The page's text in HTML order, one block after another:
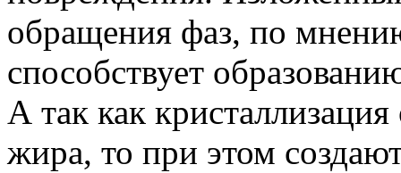
обращения фаз, по
способствует
А так как
жира, то при этом